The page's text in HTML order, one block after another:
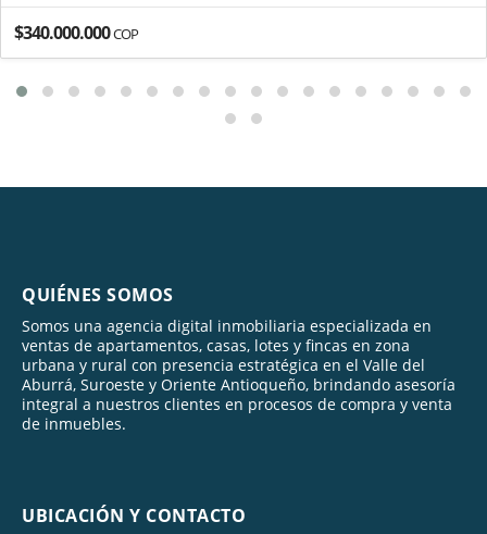
$340.000.000COP
QUIÉNES SOMOS
Somos una agencia digital inmobiliaria especializada en
ventas de apartamentos, casas, lotes y fincas en zona
urbana y rural con presencia estratégica en el Valle del
Aburrá, Suroeste y Oriente Antioqueño, brindando asesoría
integral a nuestros clientes en procesos de compra y venta
de inmuebles.
UBICACIÓN Y CONTACTO